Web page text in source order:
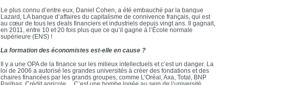
Le plus connu d’entre eux, Daniel Cohen, a été embauché par la banque
Lazard, LA banque d’affaires du capitalisme de connivence français, qui est
au cœur de tous les deals financiers et industriels depuis vingt ans. Il gagnait,
en 2011, entre 10 et 20 fois plus que ce qu’il gagne à l’École normale
supérieure (ENS) !
La formation des économistes est-elle en cause ?
Il y a une OPA de la finance sur les milieux intellectuels et c’est un danger. La
loi de 2006 a autorisé les grandes universités à créer des fondations et des
chaires financées par les grands groupes, comme L’Oréal, Axa, Total, BNP
Paribas, Crédit agricole… C’est une bombe logée au sein de l’université